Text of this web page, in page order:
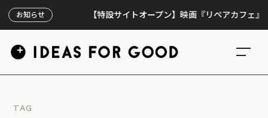
お知らせ 【特設サイトオープン】映画『リペアカフェ』、上
TAG